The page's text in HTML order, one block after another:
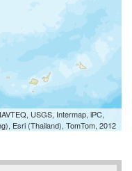
USGS, Intermap, iPC,
Esri (Thailand), TomTom, 2012